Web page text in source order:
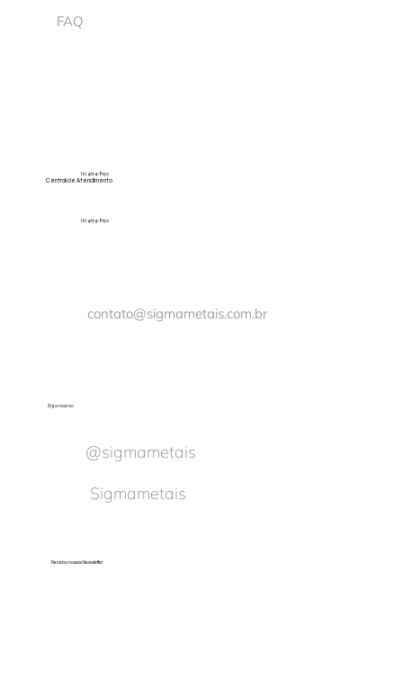
FAQ
Central de Atendimento
(11) 4674-8150
(11) 4674-8150
contato@sigmametais.com.br
Siga-nos no:
@sigmametais
Sigmametais
Receba nossas Newsletter